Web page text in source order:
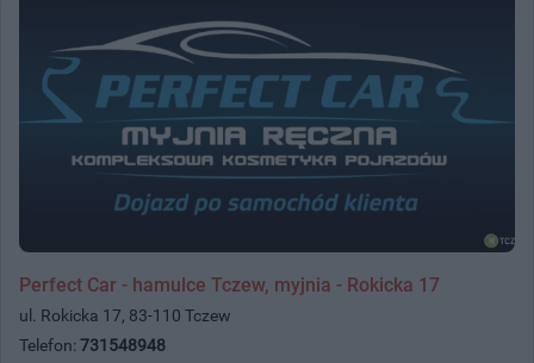
Perfect Car - hamulce Tczew, myjnia - Rokicka 17
ul. Rokicka 17, 83-110 Tczew
Telefon: 731548948